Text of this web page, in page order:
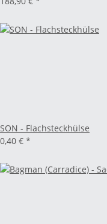
SON - Flachsteckhülse
0,40 € *